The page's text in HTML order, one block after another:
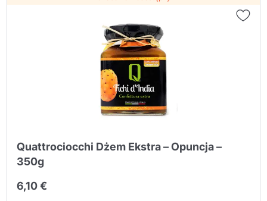
Quattrociocchi Dżem Ekstra – Opuncja –
350g
6,10 €